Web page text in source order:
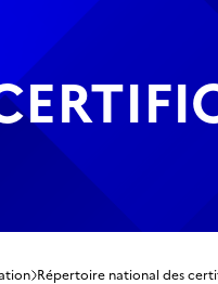
Répertoire national des